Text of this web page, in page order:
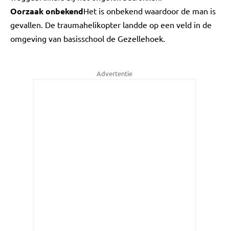
Oorzaak onbekendHet is onbekend waardoor de man is
gevallen. De traumahelikopter landde op een veld in de
omgeving van basisschool de Gezellehoek.
Advertentie